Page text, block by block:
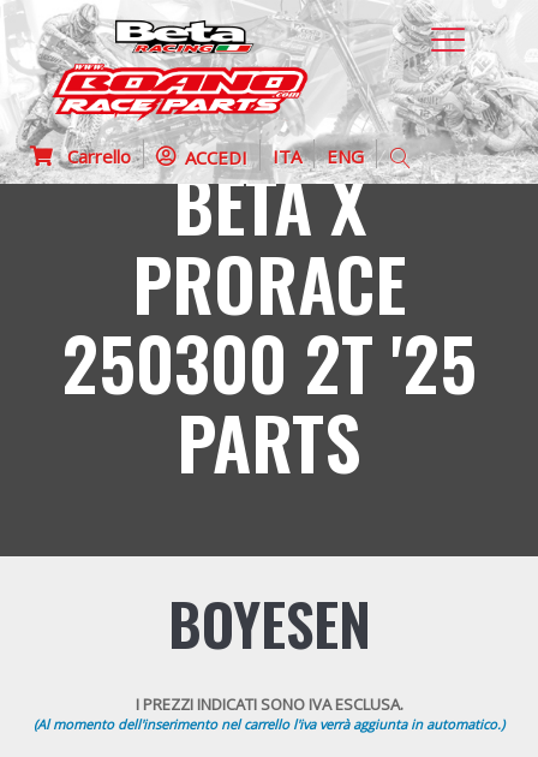
Carrello ACCEDI ITA ENG
BETA X
PRORACE
250300 2T '25
PARTS
BOYESEN
I PREZZI INDICATI SONO IVA ESCLUSA.
(Al momento dell'inserimento nel carrello l'iva verrà aggiunta in automatico.)